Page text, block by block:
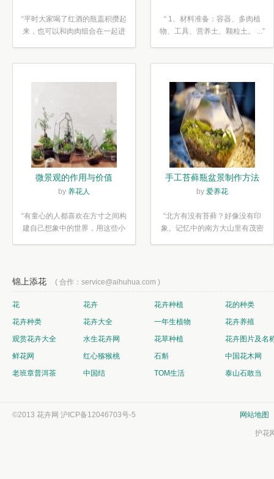
“平时大家喝了红酒的瓶盖积攒起
来，也可以和肉肉组合在一起进
“ 1、材料准备：容器、多肉植
物、工具、营养土、颗粒土。 ...”
微景观的作用与价值
by 养花人
“有童心的人都喜欢在方寸之间构
建自己想象中的世界，用这些小
手工苔藓瓶盆景制作方法
by 爱养花
“北方有没有苔藓？好像没有印
象。记忆中的南方大山里有茂密
锦上添花 ( 合作：service@aihuhua.com )
花 花卉 花卉种植
花的种类
花卉种类
花卉大全 一年生植物
花卉养殖
观赏花卉大全
水生花卉网 花草种植
花卉图片及名
鲜花网
红心猕猴桃 石斛
中国花木网
老班章普洱茶
中国结 TOM生活 泰山石敢当
©2013 花卉网 沪ICP备12046703号-5 网站地图
护花